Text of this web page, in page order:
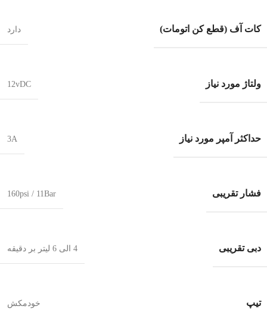
کات آف (قطع کن اتومات) دارد
ولتاژ مورد نیاز 12vDC
حداکثر آمپر مورد نیاز 3A
فشار تقریبی 160psi / 11Bar
دبی تقریبی 4 الی 6 لیتر بر دقیقه
تیپ خودمکش